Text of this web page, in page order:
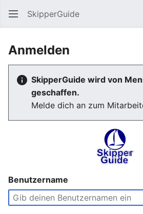
SkipperGuide
Anmelden
SkipperGuide wird von
geschaffen.
Melde dich an zum
Benutzername